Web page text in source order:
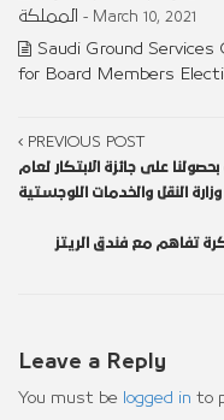
المملكة
- March 10, 2021
Saudi Ground Services
for Board Members
PREVIOUS POST
على جائزة الابتكار لعام
تفاهم مع فندق الريتز
Leave a Reply
You must be logged in to